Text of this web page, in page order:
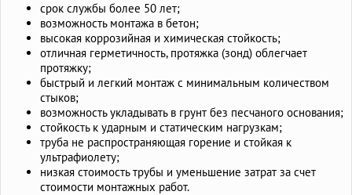
срок службы более 50 лет;
возможность монтажа в бетон;
высокая коррозийная и химическая стойкость;
отличная герметичность, протяжка (зонд) облегчает
протяжку;
быстрый и легкий монтаж с минимальным количеством
стыков;
возможность укладывать в грунт без песчаного основания;
стойкость к ударным и статическим нагрузкам;
труба не распространяющая горение и стойкая к
ультрафиолету;
низкая стоимость трубы и уменьшение затрат за счет
стоимости монтажных работ.